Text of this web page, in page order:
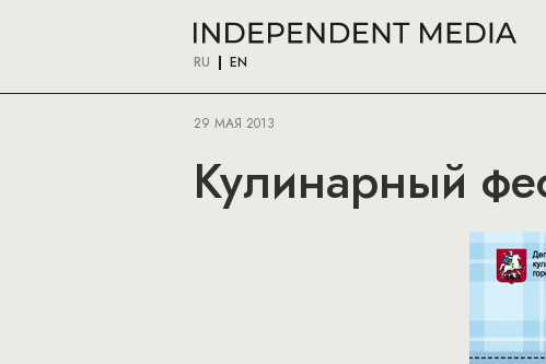
RU EN
29 МАЯ 2013
Кулинарный